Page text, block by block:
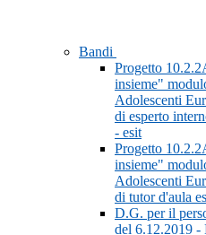
Bandi
Progetto
insieme"
Adolescenti
di esperto
- esit
Progetto
insieme"
Adolescenti
di tutor d'aula
D.G. per il
del 6.12.2019 -